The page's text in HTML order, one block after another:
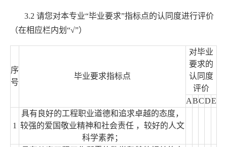
3.2 请您对本专业“毕业要求”指标点的认同度进行评价
（在相应栏内划 “√”）
序
号
毕业要求指标点
对毕业
要求的
认同度
评价
ABCDE
1
具有良好的工程职业道德和追求卓越的态度，
较强的爱国敬业精神和社会责任 ，较好的人文
科学素养；